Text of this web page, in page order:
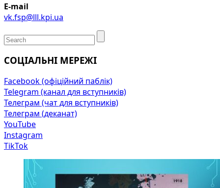
E-mail
vk.fsp@lll.kpi.ua
СОЦІАЛЬНІ МЕРЕЖІ
Facebook (офіційний паблік)
Telegram (канал для вступників)
Телеграм (чат для вступників)
Телеграм (деканат)
YouTube
Instagram
TikTok